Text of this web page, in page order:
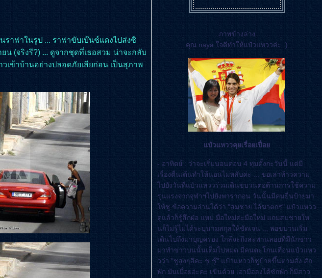
าฟาในรูป ... ราฟาขับเบ๊นซ์แดงไปส่งซิ
น (จริงรึ?) ... ดูจากชุดที่เธอสวม น่าจะกลับ
เข้าบ้านอย่างปลอดภัยเสียก่อน เป็นสุภาพ
ภาพข้างล่าง
คุณ naya ใจดีทำให้แป๋วแหววค่ะ :)
ป๋วแหววคุยเรื่อยเปื่อ
- อาทิตย์ : ว่าจะเริ่มนอนตอน 4 ทุ่มตั้งกะวันนี้ แต่มี
เรื่องตื่นเต้นทำให้นอนไม่หลับค่ะ ... ขอเล่าท้าวความ
ไปยังวันที่แป๋วแหววร่วมเดินขบวนต่อต้านการใช้ความ
รุนแรงจากจุฬาฯไปยังพารากอน วันนั้นมีคนยื่นป้ายมา
ห้ชู ข้อความอ่านได้ว่า "สมชาย ไอ้ฆาตกร" แป๋วแหวว
ดูแล้วก็รู้สึกฝ่อ แหม่ มือใหม่ค่ะมือใหม่ แถมสมชายให
นก็ไม่รู้ไม่ได้ระบุนามสกุลให้ชัดเจน ... พอขบวนเริ่ม
เดินไปถึงมาบุญครอง ใกล้จะถึงสะพานลอยที่มีนักข่าว
มาทำข่าวบนนั้นเต็มไปหมด มีคนตะโกนเตือนแป๋วแหว
วว่า "ชูสูงๆสิคะ ชู ชู๊" แป๋วแหววก็ชูป้ายขึ้นตามสั่ง สัก
พัก มันเมื่อยอ่ะคะ เขินด้วย เอามือลงได้ซักพัก ก็มีสาว